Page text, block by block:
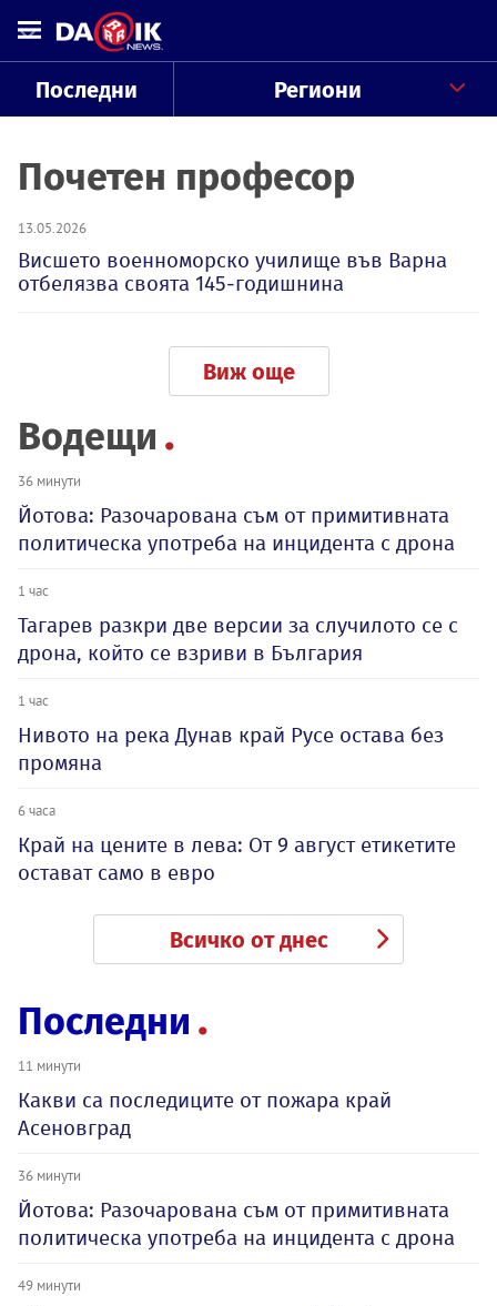
Последни Региони
Почетен професор
13.05.2026
Висшето военноморско училище във Варна
отбелязва своята 145-годишнина
Виж още
Водещи
36 минути
Йотова: Разочарована съм от примитивната
политическа употреба на инцидента с дрона
1 час
Тагарев разкри две версии за случилото се с
дрона, който се взриви в България
1 час
Нивото на река Дунав край Русе остава без
промяна
6 часа
Край на цените в лева: От 9 август етикетите
остават само в евро
Всичко от днес
Последни
11 минути
Какви са последиците от пожара край
Асеновград
36 минути
Йотова: Разочарована съм от примитивната
политическа употреба на инцидента с дрона
49 минути